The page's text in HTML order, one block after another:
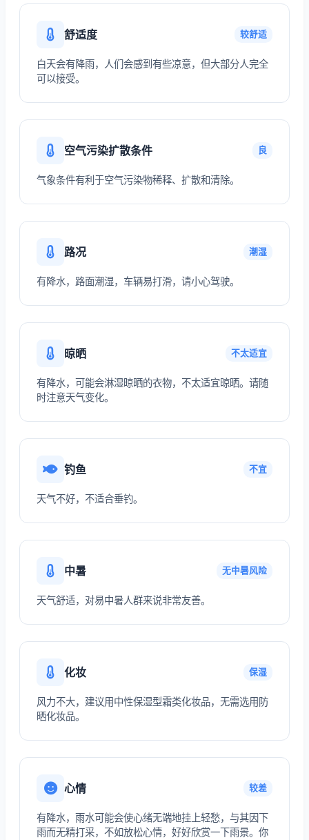
舒适度 较舒适
白天会有降雨，人们会感到有些凉意，但大部分人完全
可以接受。
空气污染扩散条件 良
气象条件有利于空气污染物稀释、扩散和清除。
路况 潮湿
有降水，路面潮湿，车辆易打滑，请小心驾驶。
晾晒 不太适宜
有降水，可能会淋湿晾晒的衣物，不太适宜晾晒。请随
时注意天气变化。
钓鱼 不宜
天气不好，不适合垂钓。
中暑 无中暑风险
天气舒适，对易中暑人群来说非常友善。
化妆 保湿
风力不大，建议用中性保湿型霜类化妆品，无需选用防
晒化妆品。
心情 较差
有降水，雨水可能会使心绪无端地挂上轻愁，与其因下
雨而无精打采，不如放松心情，好好欣赏一下雨景。你